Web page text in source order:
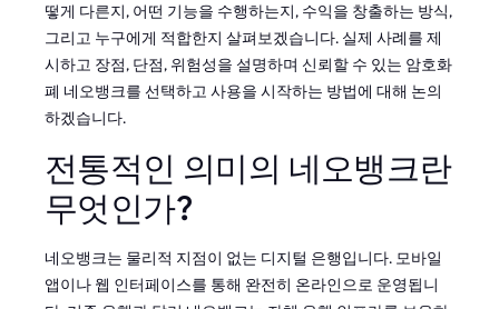
떻게 다른지, 어떤 기능을 수행하는지, 수익을 창출하는 방식,
그리고 누구에게 적합한지 살펴보겠습니다. 실제 사례를 제
시하고 장점, 단점, 위험성을 설명하며 신뢰할 수 있는 암호화
폐 네오뱅크를 선택하고 사용을 시작하는 방법에 대해 논의
하겠습니다.
전통적인 의미의 네오뱅크란
무엇인가?
네오뱅크는 물리적 지점이 없는 디지털 은행입니다. 모바일
앱이나 웹 인터페이스를 통해 완전히 온라인으로 운영됩니